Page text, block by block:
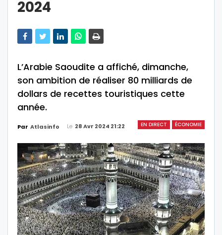
2024
L’Arabie Saoudite a affiché, dimanche,
son ambition de réaliser 80 milliards de
dollars de recettes touristiques cette
année.
EN DIRECT ÉCONOMIE
Par Atlasinfo Le 28 Avr 2024 21:22